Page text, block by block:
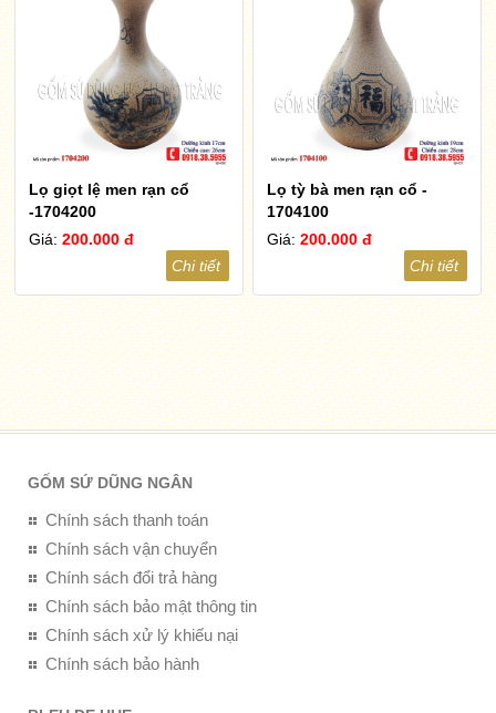
Lọ giọt lệ men rạn cổ
-1704200
Giá:200.000 đ
Chi tiết
Lọ tỳ bà men rạn cổ -
1704100
Giá:200.000 đ
Chi tiết
GỐM SỨ DŨNG NGÂN
Chính sách thanh toán
Chính sách vận chuyển
Chính sách đổi trả hàng
Chính sách bảo mật thông tin
Chính sách xử lý khiếu nại
Chính sách bảo hành